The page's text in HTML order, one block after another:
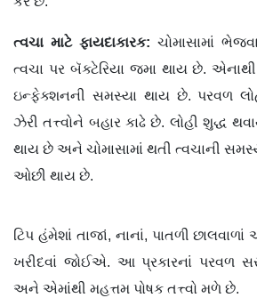
ત્વચા માટે ફાયદાકારક: ચોમાસામાં
ત્વચા પર બૅક્ટેરિયા જમા થાય છે.
ઇન્ફેક્શનની સમસ્યા થાય છે. પરવળ
ઝેરી તત્ત્વોને બહાર કાઢે છે. લોહી શુદ્ધ
થાય છે અને ચોમાસામાં થતી ત્વચાની
ઓછી થાય છે.
ટિપ હંમેશાં તાજાં, નાનાં, પાતળી
ખરીદવાં જોઈએ. આ પ્રકારનાં પરવળ
અને એમાંથી મહત્તમ પોષક તત્ત્વો મળે છે.